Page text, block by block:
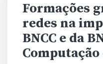
Formações
redes na
BNCC e da
Computação